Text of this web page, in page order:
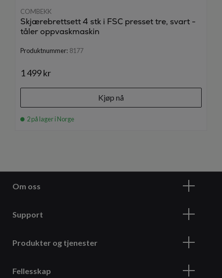
COMBEKK
Skjærebrettsett 4 stk i FSC presset tre, svart -
tåler oppvaskmaskin
Produktnummer: 8177
1 499 kr
Kjøp nå
2 på lager i Norge
Om oss
Support
Produkter og tjenester
Fellesskap